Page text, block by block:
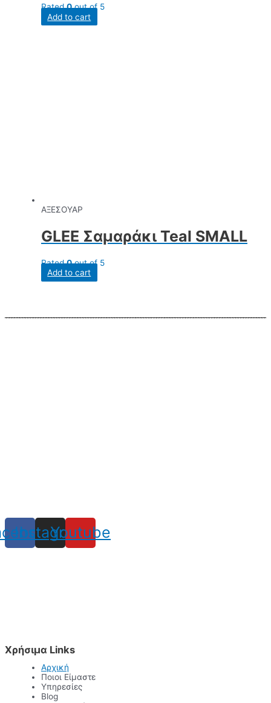
Rated0out of 5
Add to cart
ΑΞΕΣΟΥΑΡ
GLEE Σαμαράκι Teal SMALL
Rated0out of 5
Add to cart
Instagram
Youtube
Χρήσιμα Links
Αρχική
Ποιοι Είμαστε
Υπηρεσίες
Blog